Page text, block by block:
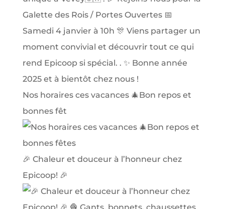
Nos horaires ces vacances 🎄Bon repos et
bonnes fêt
🎉 Chaleur et douceur à l’honneur chez
Epicoop! 🎉